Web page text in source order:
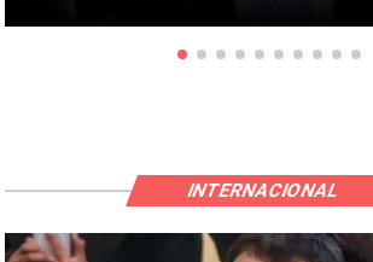
INTERNACIONAL